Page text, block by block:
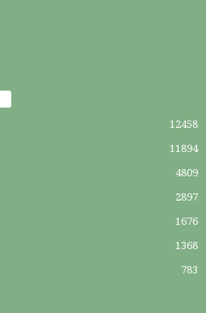
12458
11894
4809
2897
1676
1368
783